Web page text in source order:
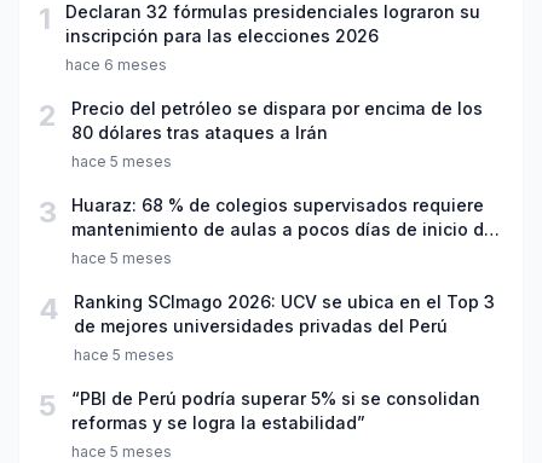
1
Declaran 32 fórmulas presidenciales lograron su
inscripción para las elecciones 2026
hace 6 meses
2
Precio del petróleo se dispara por encima de los
80 dólares tras ataques a Irán
hace 5 meses
3
Huaraz: 68 % de colegios supervisados requiere
mantenimiento de aulas a pocos días de inicio del
año escolar 2026
hace 5 meses
4
Ranking SCImago 2026: UCV se ubica en el Top 3
de mejores universidades privadas del Perú
hace 5 meses
5
“PBI de Perú podría superar 5% si se consolidan
reformas y se logra la estabilidad”
hace 5 meses